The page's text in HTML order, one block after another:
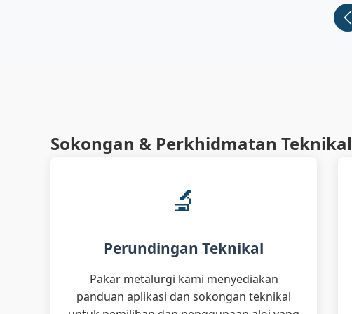
Sokongan & Perkhidmatan Teknikal
🔬
Perundingan Teknikal
Pakar metalurgi kami menyediakan
panduan aplikasi dan sokongan teknikal